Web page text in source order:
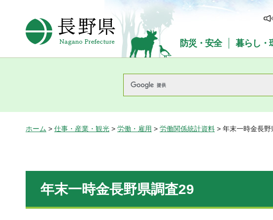
長野県Nagano Prefecture
防災・安全 暮らし・
ホーム > 仕事・産業・観光 > 労働・雇用 > 労働関係統計資料 > 年末一時金長野
年末一時金長野県調査29